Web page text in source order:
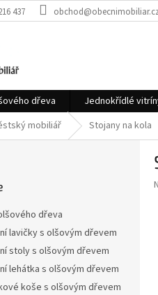
437
dřeva Jednokřídlé
mobiliář Stojany na kola
dřeva
lavičky s olšovým dřevem
stoly s olšovým dřevem
lehátka s olšovým dřevem
koše s olšovým dřevem